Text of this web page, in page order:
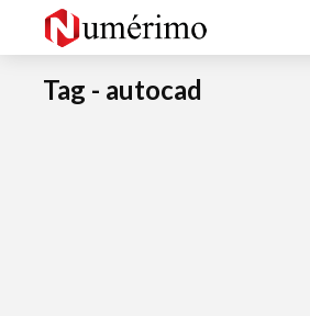
Tag - autocad